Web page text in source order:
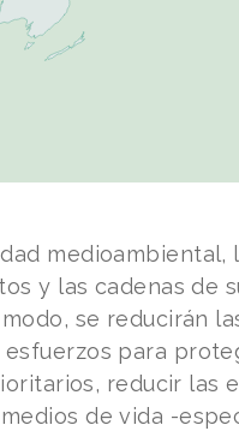
medioambiental,
y las cadenas de
se reducirán
para
reducir las
de vida -